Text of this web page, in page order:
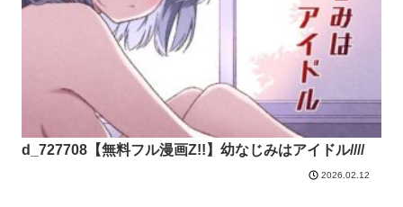
d_727708【無料フル漫画Z!!】幼なじみはアイドル////
2026.02.12